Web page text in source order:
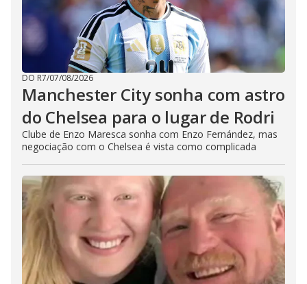
DO R7/07/08/2026
Manchester City sonha com astro
do Chelsea para o lugar de Rodri
Clube de Enzo Maresca sonha com Enzo Fernández, mas
negociação com o Chelsea é vista como complicada